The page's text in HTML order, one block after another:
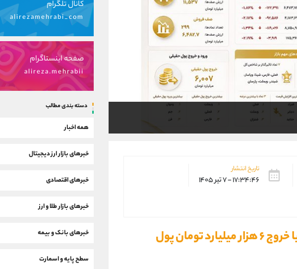
تاریخ انتشار
۱۷:۳۴:۴۶ - ۷ تیر ۱۴۰۵
افت نزدیک به ۲ درصدی شاخص کل با خروج ۶ هزار میلیارد تومان پول
کانال تلگرام
alirezamehrabi_com
صفحه اینستاگرام
alireza.mehrabii
دسته بندی مطالب
همه اخبار
خبرهای بازار ارز دیجیتال
خبرهای اقتصادی
خبرهای بازار طلا و ارز
خبرهای بانک و بیمه
سطح پایه و اسمارت